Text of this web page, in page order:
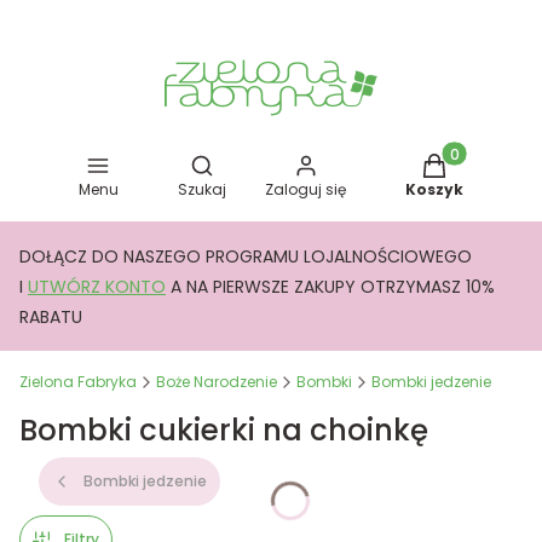
Menu
Otwórz wyszukiwarkę
Szukaj Zaloguj się
Produkty w
Koszyk
DOŁĄCZ DO NASZEGO PROGRAMU LOJALNOŚCIOWEGO
I UTWÓRZ KONTO A NA PIERWSZE ZAKUPY OTRZYMASZ 10%
RABATU
Zielona Fabryka Boże Narodzenie Bombki Bombki jedzenie
Bombki cukierki na choinkę
Bombki jedzenie